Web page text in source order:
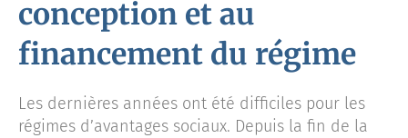
conception et au
financement du régime
Les dernières années ont été difficiles pour les
régimes d’avantages sociaux. Depuis la fin de la